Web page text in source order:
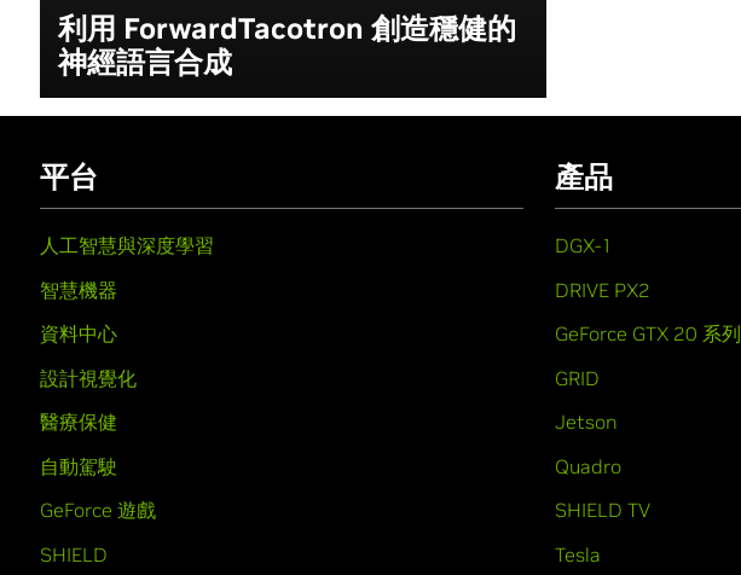
利用 ForwardTacotron 創造穩健的
神經語言合成
平台
人工智慧與深度學習
智慧機器
資料中心
設計視覺化
醫療保健
自動駕駛
GeForce 遊戲
SHIELD
產品
DGX-1
DRIVE PX2
GeForce GTX 20 系列
GRID
Jetson
Quadro
SHIELD TV
Tesla